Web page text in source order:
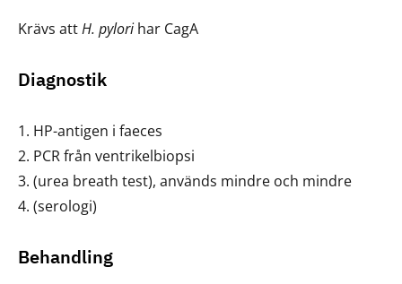
Krävs attH. pylorihar CagA
Diagnostik
HP-antigen i faeces
PCR från ventrikelbiopsi
(urea breath test), används mindre och mindre
(serologi)
Behandling